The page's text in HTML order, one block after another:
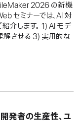
2026 の新機
セミナーでは、AI 対
介します。 1) AI モデ
解させる 3) 実用的な
者の生産性、ユ